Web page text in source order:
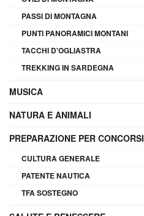
PASSI DI MONTAGNA
PUNTI PANORAMICI MONTANI
TACCHI D'OGLIASTRA
TREKKING IN SARDEGNA
MUSICA
NATURA E ANIMALI
PREPARAZIONE PER CONCORSI
CULTURA GENERALE
PATENTE NAUTICA
TFA SOSTEGNO